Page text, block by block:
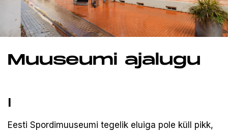
Muuseumi ajalugu
I
Eesti Spordimuuseumi tegelik eluiga pole küll pikk,